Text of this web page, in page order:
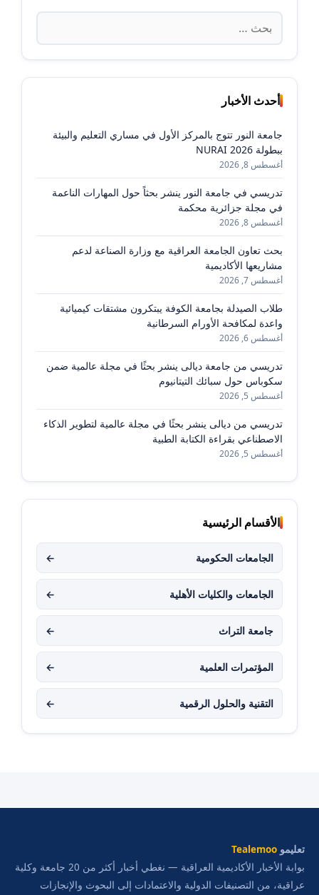
البحث
عن:
أحدث الأخبار
جامعة النور تتوج بالمركز الأول في مساري التعليم والبيئة
ببطولة NURAI 2026
أغسطس 8, 2026
تدريسي في جامعة النور ينشر بحثاً حول المهارات الناعمة
في مجلة جزائرية محكمة
أغسطس 8, 2026
بحث تعاون الجامعة العراقية مع وزارة الصناعة لدعم
مشاريعها الأكاديمية
أغسطس 7, 2026
طلاب الصيدلة بجامعة الكوفة يبتكرون مشتقات كيميائية
واعدة لمكافحة الأورام السرطانية
أغسطس 6, 2026
تدريسي من جامعة ديالى ينشر بحثًا في مجلة عالمية ضمن
سكوباس حول سبائك التيتانيوم
أغسطس 5, 2026
تدريسي من ديالى ينشر بحثًا في مجلة عالمية لتطوير الذكاء
الاصطناعي بقراءة الكتابة الطبية
أغسطس 5, 2026
الأقسام الرئيسية
الجامعات الحكومية ←
الجامعات والكليات الأهلية ←
جامعة التراث ←
المؤتمرات العلمية ←
التقنية والحلول الرقمية ←
تعليمو Tealemoo
بوابة الأخبار الأكاديمية العراقية — نغطي أخبار أكثر من 20 جامعة وكلية
عراقية، من التصنيفات الدولية والاعتمادات إلى البحوث والإنجازات